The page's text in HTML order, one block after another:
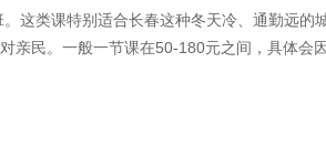
这类课特别适合长春这种冬天冷、通勤远的
亲民。一般一节课在50-180元之间，具体会